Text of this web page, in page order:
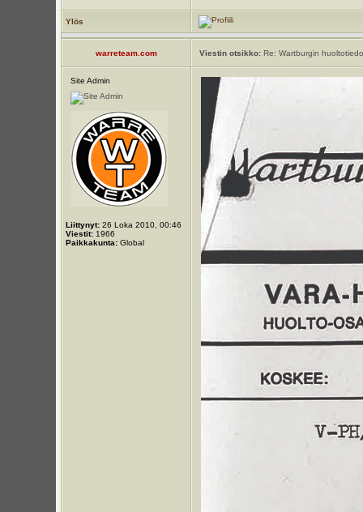
Ylös
warreteam.com Viestin otsikko:Re: Wartburgin
Site Admin
Liittynyt:26 Loka 2010, 00:46
Viestit:1966
Paikkakunta:Global